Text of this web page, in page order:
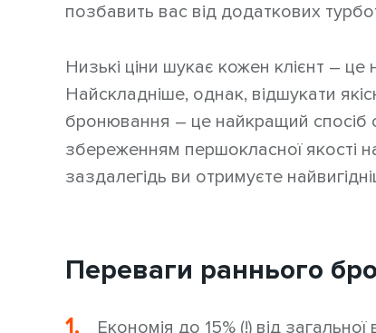
позбавить вас від додаткових
Низькі ціни шукає кожен клієнт –
Найскладніше, однак, відшукати
бронювання – це найкращий спосіб
збереженням першокласної якості
заздалегідь ви отримуєте
Переваги раннього
Економія до 15% (!) від